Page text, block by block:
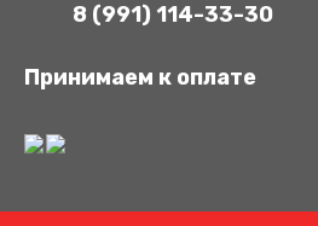
8 (991) 114-33-30
Принимаем к оплате